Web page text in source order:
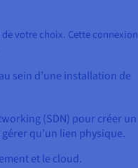
votre choix. Cette connexion
sein d’une installation de
(SDN) pour créer un
qu’un lien physique.
et le cloud.